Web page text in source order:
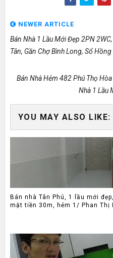
NEWER ARTICLE
Bán Nhà 1 Lầu Mới Đẹp 2PN
Tân, Gần Chợ Bình Long, Sổ Hồng
Bán Nhà Hẻm 482 Phú Thọ
Nhà 1 Lầu
YOU MAY ALSO LIKE:
Bán nhà Tân Phú, 1 lầu mới
mặt tiền 30m, hẻm 1/ Phan Thị